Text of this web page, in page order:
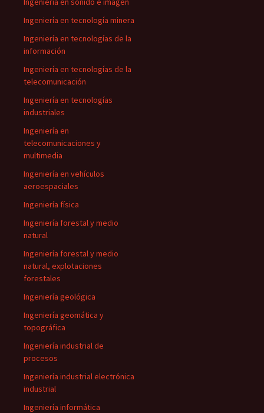
Ingeniería en tecnología minera
Ingeniería en tecnologías de la
información
Ingeniería en tecnologías de la
telecomunicación
Ingeniería en tecnologías
industriales
Ingeniería en
telecomunicaciones y
multimedia
Ingeniería en vehículos
aeroespaciales
Ingeniería física
Ingeniería forestal y medio
natural
Ingeniería forestal y medio
natural, explotaciones
forestales
Ingeniería geológica
Ingeniería geomática y
topográfica
Ingeniería industrial de
procesos
Ingeniería industrial electrónica
industrial
Ingeniería informática